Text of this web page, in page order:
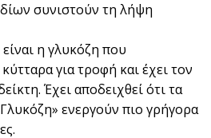
συνιστούν τη λήψη
η γλυκόζη που
για τροφή και έχει τον
Έχει αποδειχθεί ότι τα
ενεργούν πιο γρήγορα